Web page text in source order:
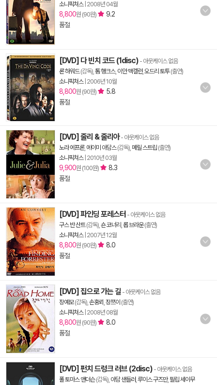
소니픽쳐스| 2008년 04월
8,800원 (90원)
9.2
품절
[DVD] 다 빈치 코드 (1disc) - 아웃케이스 없음
론 하워드(감독), 톰 행크스, 이안 맥켈런, 오드리 토투(출연)
소니픽쳐스| 2006년 10월
8,800원 (90원)
5.8
품절
[DVD] 줄리 & 줄리아- 아웃케이스 없음
노라 에프론, 에이미 아담스(감독), 메릴 스트립 (출연)
소니픽쳐스| 2010년 03월
9,900원 (100원)
8.3
품절
[DVD] 파인딩 포레스터 - 아웃케이스 없음
구스 반 산트(감독), 숀 코너리 롭 브라운(출연)
소니픽쳐스| 2007년 12월
8,800원 (90원)
8.0
품절
[DVD] 집으로 가는 길 - 아웃케이스 없음
장예모(감독), 손홍뢰 장쯔이 (출연)
소니픽쳐스| 2008년 08월
8,800원 (90원)
8.0
품절
[DVD] 펀치 드렁크 러브 (2disc) - 아웃케이스 없음
폴 토마스 앤더슨(감독), 아담 샌들러 루이스 구즈만,필립 세이무